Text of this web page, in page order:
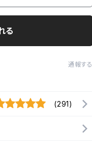
る
通報する
(291)